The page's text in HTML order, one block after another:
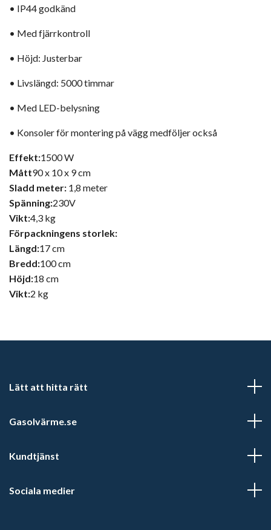
• IP44 godkänd
• Med fjärrkontroll
• Höjd: Justerbar
• Livslängd: 5000 timmar
• Med LED-belysning
• Konsoler för montering på vägg medföljer också
Effekt:1500 W
Mått90 x 10 x 9 cm
Sladd meter: 1,8 meter
Spänning:230V
Vikt:4,3 kg
Förpackningens storlek:
Längd:17 cm
Bredd:100 cm
Höjd:18 cm
Vikt:2 kg
Lätt att hitta rätt
Gasolvärme.se
Kundtjänst
Sociala medier